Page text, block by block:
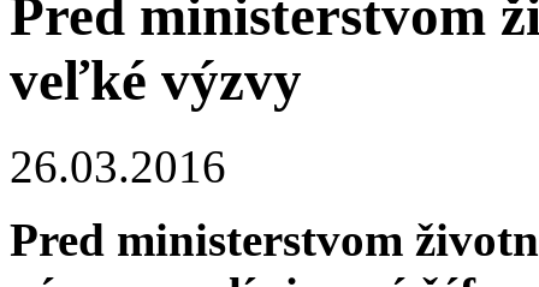
Pred ministerstvom
veľké výzvy
26.03.2016
Pred ministerstvom